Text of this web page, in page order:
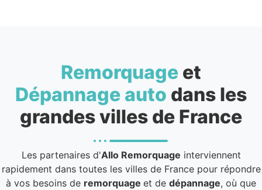
Remorquage et
Dépannage auto dans les
grandes villes de France
Les partenaires d'Allo Remorquage interviennent
rapidement dans toutes les villes de France pour répondre
à vos besoins de remorquage et de dépannage, où que